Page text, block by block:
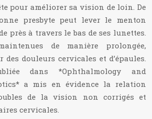
pour améliorer sa vision de loin. De
presbyte peut lever le menton
près à travers le bas de ses lunettes.
de manière prolongée,
des douleurs cervicales et d’épaules.
dans *Ophthalmology and
a mis en évidence la relation
de la vision non corrigés et
cervicales.